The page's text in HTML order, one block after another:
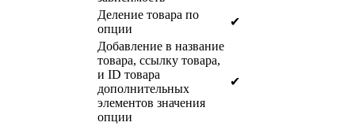
Деление товара по
опции
✔
Добавление в название
товара, ссылку товара,
и ID товара
дополнительных
элементов значения
опции
✔